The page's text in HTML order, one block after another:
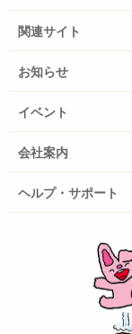
関連サイト
お知らせ
イベント
会社案内
ヘルプ・サポート